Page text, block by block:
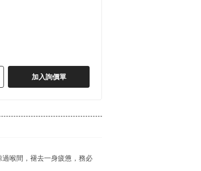
加入詢價單
喉間，褪去一身疲憊，務必